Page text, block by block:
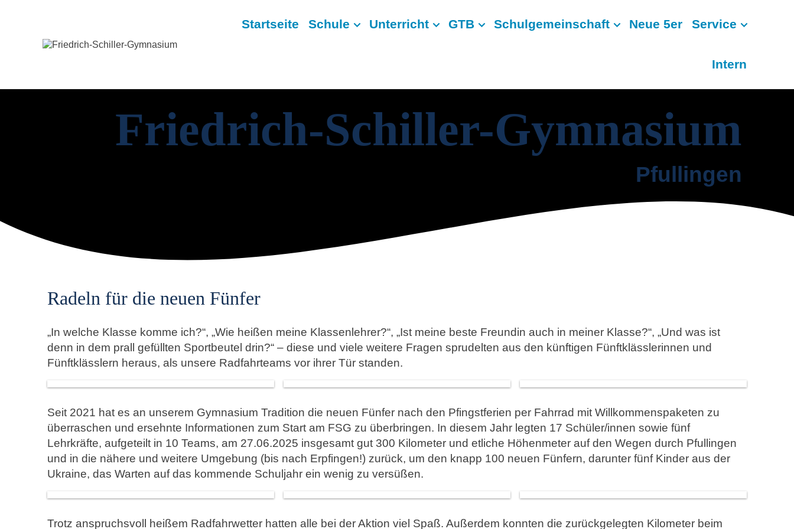
Startseite Schule Unterricht GTB Schulgemeinschaft Neue 5er Service
Intern
Friedrich-Schiller-Gymnasium
Pfullingen
Radeln für die neuen Fünfer
„In welche Klasse komme ich?“, „Wie heißen meine Klassenlehrer?“, „Ist meine beste Freundin auch in meiner Klasse?“, „Und was ist
denn in dem prall gefüllten Sportbeutel drin?“ – diese und viele weitere Fragen sprudelten aus den künftigen Fünftklässlerinnen und
Fünftklässlern heraus, als unsere Radfahrteams vor ihrer Tür standen.
Seit 2021 hat es an unserem Gymnasium Tradition die neuen Fünfer nach den Pfingstferien per Fahrrad mit Willkommenspaketen zu
überraschen und ersehnte Informationen zum Start am FSG zu überbringen. In diesem Jahr legten 17 Schüler/innen sowie fünf
Lehrkräfte, aufgeteilt in 10 Teams, am 27.06.2025 insgesamt gut 300 Kilometer und etliche Höhenmeter auf den Wegen durch Pfullingen
und in die nähere und weitere Umgebung (bis nach Erpfingen!) zurück, um den knapp 100 neuen Fünfern, darunter fünf Kinder aus der
Ukraine, das Warten auf das kommende Schuljahr ein wenig zu versüßen.
Trotz anspruchsvoll heißem Radfahrwetter hatten alle bei der Aktion viel Spaß. Außerdem konnten die zurückgelegten Kilometer beim